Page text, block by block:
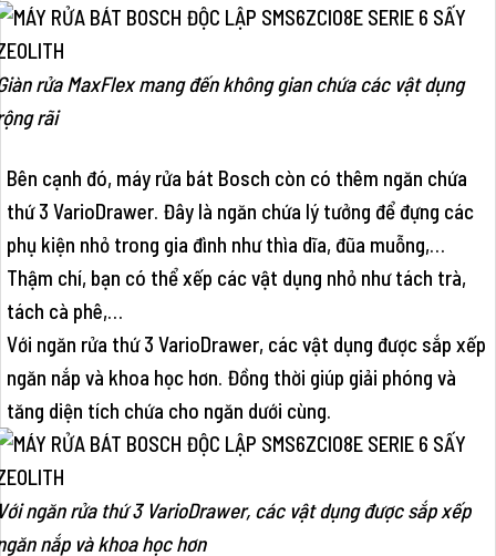
rửa MaxFlex mang đến không gian chứa các vật dụng
rãi
Bên cạnh đó, máy rửa bát Bosch còn có thêm ngăn chứa
thứ 3 VarioDrawer. Đây là ngăn chứa lý tưởng để đựng các
phụ kiện nhỏ trong gia đình như thìa dĩa, đũa muỗng,…
Thậm chí, bạn có thể xếp các vật dụng nhỏ như tách trà,
tách cà phê,…
Với ngăn rửa thứ 3 VarioDrawer, các vật dụng được sắp xếp
ngăn nắp và khoa học hơn. Đồng thời giúp giải phóng và
tăng diện tích chứa cho ngăn dưới cùng.
ngăn rửa thứ 3 VarioDrawer, các vật dụng được sắp xếp
nắp và khoa học hơn